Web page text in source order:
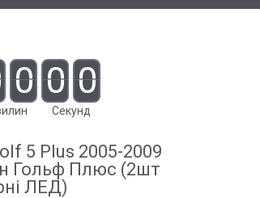
0 0 0
Секунд
5 Plus 2005-2009
Гольф Плюс (2шт
ЛЕД)